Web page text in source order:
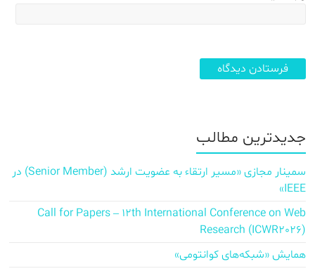
جدیدترین مطالب
سمینار مجازی «مسیر ارتقاء به عضویت ارشد (Senior Member) در
IEEE»
Call for Papers – 12th International Conference on Web
Research (ICWR2026)
همایش «شبکه‌های کوانتومی»